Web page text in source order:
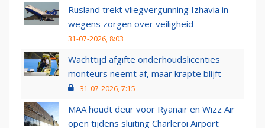
Rusland trekt vliegvergunning Izhavia in
wegens zorgen over veiligheid
31-07-2026, 8:03
Wachttijd afgifte onderhoudslicenties
monteurs neemt af, maar krapte blijft
31-07-2026, 7:15
MAA houdt deur voor Ryanair en Wizz Air
open tijdens sluiting Charleroi Airport